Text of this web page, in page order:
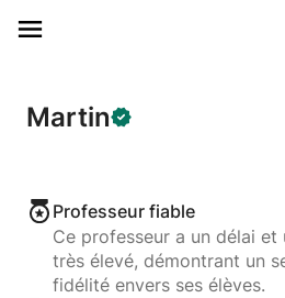
Martin
Professeur fiable
Ce professeur a un délai
très élevé, démontrant un
fidélité envers ses élèves.